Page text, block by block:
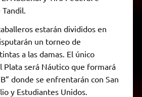
estarán divididos en
un torneo de
a las damas. El único
Plata será Náutico que formará
donde se enfrentarán con San
y Estudiantes Unidos.